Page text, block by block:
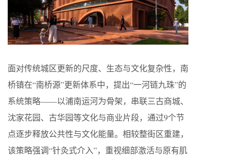
面对传统城区更新的尺度、生态与文化复杂性，南
桥镇在“南桥源”更新体系中，提出“一河链九珠”的
系统策略——以浦南运河为骨架，串联三古商城、
沈家花园、古华园等文化与商业片段，通过9个节
点逐步释放公共性与文化能量。相较整街区重建，
该策略强调“针灸式介入”，重视细部激活与原有肌